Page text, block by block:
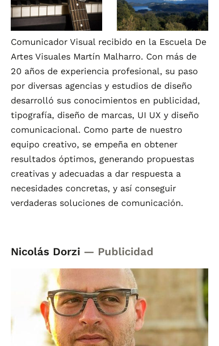
Comunicador Visual recibido en la Escuela De
Artes Visuales Martín Malharro. Con más de
20 años de experiencia profesional, su paso
por diversas agencias y estudios de diseño
desarrolló sus conocimientos en publicidad,
tipografía, diseño de marcas, UI UX y diseño
comunicacional. Como parte de nuestro
equipo creativo, se empeña en obtener
resultados óptimos, generando propuestas
creativas y adecuadas a dar respuesta a
necesidades concretas, y así conseguir
verdaderas soluciones de comunicación.
Nicolás Dorzi — Publicidad